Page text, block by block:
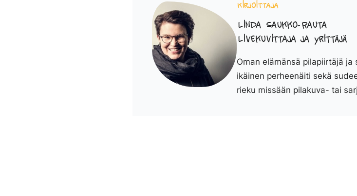
Kirjoittaja
Linda Saukko-Rauta
Livekuvittaja ja yrittäjä
Oman elämänsä pilapiirtäjä
ikäinen perheenäiti sekä
rieku missään pilakuva- tai